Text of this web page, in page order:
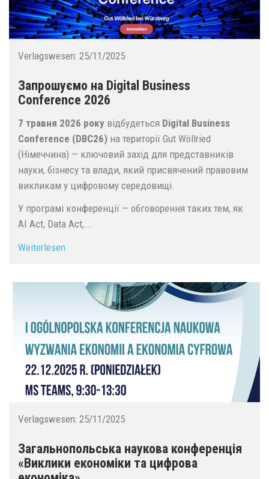
Verlagswesen: 25/11/2025
Запрошуємо на Digital Business
Conference 2026
7 травня 2026 року відбудеться Digital Business
Conference (DBC26) на території Gut Wöllried
(Німеччина) — ключовий захід для представників
науки, бізнесу та влади, який присвячений правовим
викликам у цифровому середовищі.
У програмі конференції — обговорення таких тем, як
AI Act, Data Act,...
Weiterlesen
Verlagswesen: 25/11/2025
Загальнопольська наукова конференція
«Виклики економіки та цифрова